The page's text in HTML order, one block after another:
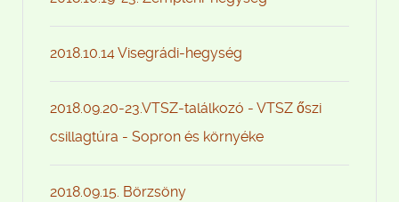
2018.10.14 Visegrádi-hegység
2018.09.20-23.VTSZ-találkozó - VTSZ őszi
csillagtúra - Sopron és környéke
2018.09.15. Börzsöny